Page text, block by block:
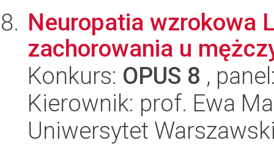
Neuropatia wzrokowa
zachorowania u
Konkurs: OPUS 8 ,
Kierownik: prof. Ewa
Uniwersytet